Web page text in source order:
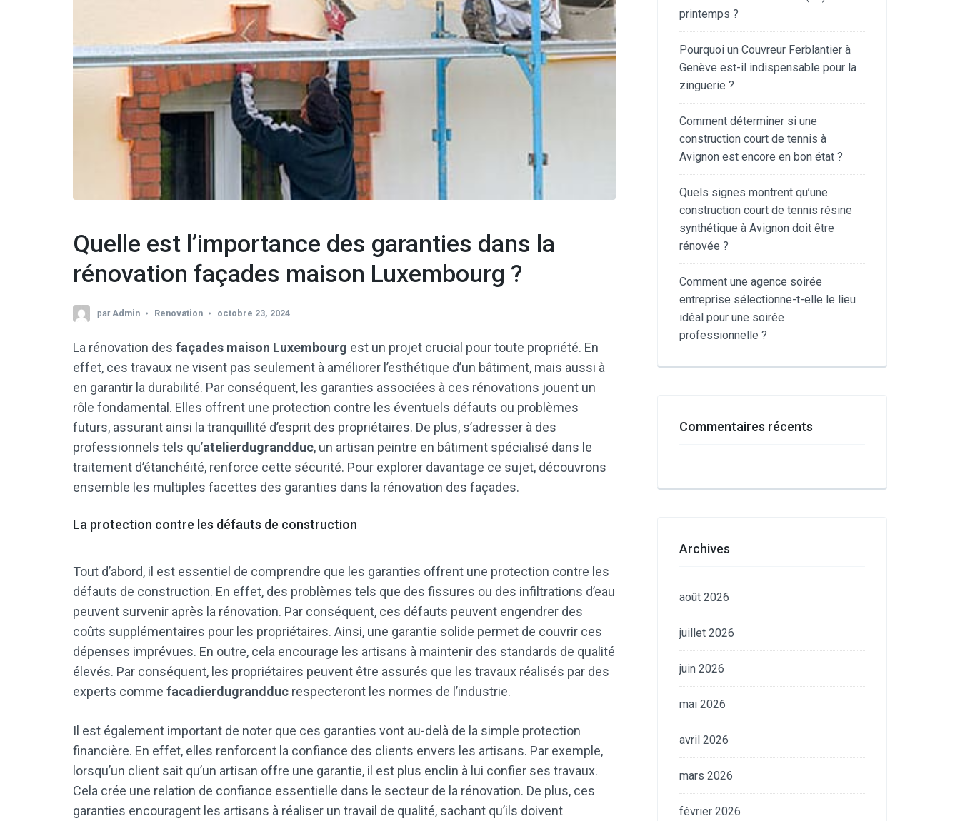
Quelle est l’importance des garanties dans la
rénovation façades maison Luxembourg ?
par Admin Renovation octobre 23, 2024
La rénovation des façades maison Luxembourg est un projet crucial pour toute propriété. En
effet, ces travaux ne visent pas seulement à améliorer l’esthétique d’un bâtiment, mais aussi à
en garantir la durabilité. Par conséquent, les garanties associées à ces rénovations jouent un
rôle fondamental. Elles offrent une protection contre les éventuels défauts ou problèmes
futurs, assurant ainsi la tranquillité d’esprit des propriétaires. De plus, s’adresser à des
professionnels tels qu’atelierdugrandduc, un artisan peintre en bâtiment spécialisé dans le
traitement d’étanchéité, renforce cette sécurité. Pour explorer davantage ce sujet, découvrons
ensemble les multiples facettes des garanties dans la rénovation des façades.
La protection contre les défauts de construction
Tout d’abord, il est essentiel de comprendre que les garanties offrent une protection contre les
défauts de construction. En effet, des problèmes tels que des fissures ou des infiltrations d’eau
peuvent survenir après la rénovation. Par conséquent, ces défauts peuvent engendrer des
coûts supplémentaires pour les propriétaires. Ainsi, une garantie solide permet de couvrir ces
dépenses imprévues. En outre, cela encourage les artisans à maintenir des standards de qualité
élevés. Par conséquent, les propriétaires peuvent être assurés que les travaux réalisés par des
experts comme facadierdugrandduc respecteront les normes de l’industrie.
Il est également important de noter que ces garanties vont au-delà de la simple protection
financière. En effet, elles renforcent la confiance des clients envers les artisans. Par exemple,
lorsqu’un client sait qu’un artisan offre une garantie, il est plus enclin à lui confier ses travaux.
Cela crée une relation de confiance essentielle dans le secteur de la rénovation. De plus, ces
garanties encouragent les artisans à réaliser un travail de qualité, sachant qu’ils doivent
printemps ?
Pourquoi un Couvreur Ferblantier à
Genève est-il indispensable pour la
zinguerie ?
Comment déterminer si une
construction court de tennis à
Avignon est encore en bon état ?
Quels signes montrent qu’une
construction court de tennis résine
synthétique à Avignon doit être
rénovée ?
Comment une agence soirée
entreprise sélectionne-t-elle le lieu
idéal pour une soirée
professionnelle ?
Commentaires récents
Archives
août 2026
juillet 2026
juin 2026
mai 2026
avril 2026
mars 2026
février 2026